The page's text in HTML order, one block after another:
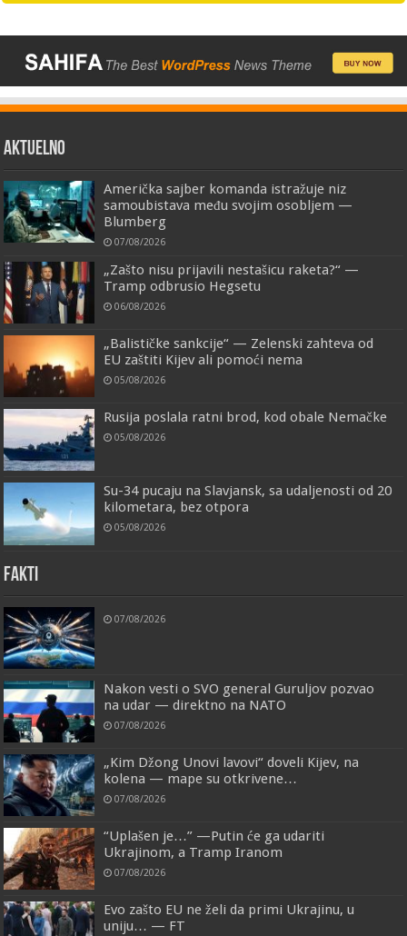
AKTUELNO
Američka sajber komanda istražuje niz
samoubistava među svojim osobljem —
Blumberg
07/08/2026
„Zašto nisu prijavili nestašicu raketa?“ —
Tramp odbrusio Hegsetu
06/08/2026
„Balističke sankcije“ — Zelenski zahteva od
EU zaštiti Kijev ali pomoći nema
05/08/2026
Rusija poslala ratni brod, kod obale Nemačke
05/08/2026
Su-34 pucaju na Slavjansk, sa udaljenosti od 20
kilometara, bez otpora
05/08/2026
FAKTI
07/08/2026
Nakon vesti o SVO general Guruljov pozvao
na udar — direktno na NATO
07/08/2026
„Kim Džong Unovi lavovi“ doveli Kijev, na
kolena — mape su otkrivene…
07/08/2026
“Uplašen je…” —Putin će ga udariti
Ukrajinom, a Tramp Iranom
07/08/2026
Evo zašto EU ne želi da primi Ukrajinu, u
uniju… — FT